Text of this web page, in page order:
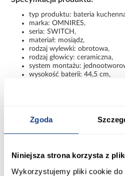
Zgoda
Niniejsza strona korzysta z
Wykorzystujemy pliki cookie
typ produktu: bateria
marka: OMNIRES,
seria: SWITCH,
materiał: mosiądz,
rodzaj wylewki: obrotowa,
rodzaj głowicy: ceramiczna,
system montażu:
wysokość baterii: 44,5 cm,
Dlaczego warto
Bateria kuchenna z zestawem
pozwala połączyć estetykę
dostępem do filtrowanej wody.